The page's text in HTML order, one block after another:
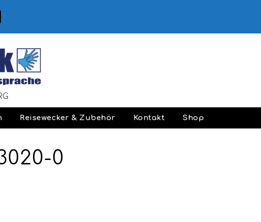
Reisewecker & Zubehör Kontakt Shop
0